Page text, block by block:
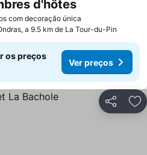
com decoração única
d'hôtesVer preços
a 9.5 km de La Tour-du-Pin
os preços
Ver preços
Partilhar